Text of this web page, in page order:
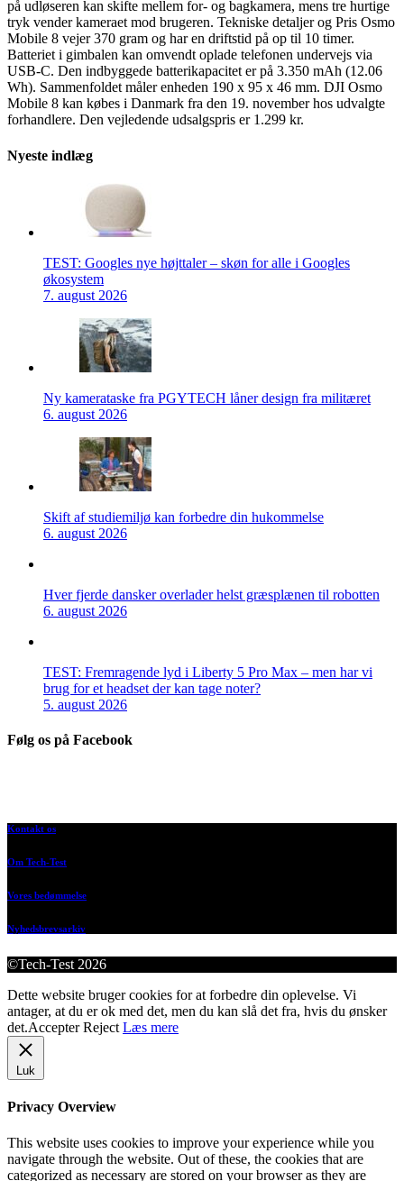
på udløseren kan skifte mellem for- og bagkamera, mens tre hurtige
tryk vender kameraet mod brugeren. Tekniske detaljer og Pris Osmo
Mobile 8 vejer 370 gram og har en driftstid på op til 10 timer.
Batteriet i gimbalen kan omvendt oplade telefonen undervejs via
USB-C. Den indbyggede batterikapacitet er på 3.350 mAh (12.06
Wh). Sammenfoldet måler enheden 190 x 95 x 46 mm. DJI Osmo
Mobile 8 kan købes i Danmark fra den 19. november hos udvalgte
forhandlere. Den vejledende udsalgspris er 1.299 kr.
Nyeste indlæg
TEST: Googles nye højttaler – skøn for alle i Googles
økosystem
7. august 2026
Ny kamerataske fra PGYTECH låner design fra militæret
6. august 2026
Skift af studiemiljø kan forbedre din hukommelse
6. august 2026
Hver fjerde dansker overlader helst græsplænen til robotten
6. august 2026
TEST: Fremragende lyd i Liberty 5 Pro Max – men har vi
brug for et headset der kan tage noter?
5. august 2026
Følg os på Facebook
Kontakt os
Om Tech-Test
Vores bedømmelse
Nyhedsbrevsarkiv
©Tech-Test 2026
Dette website bruger cookies for at forbedre din oplevelse. Vi
antager, at du er ok med det, men du kan slå det fra, hvis du ønsker
det.Accepter Reject Læs mere
Luk
Privacy Overview
This website uses cookies to improve your experience while you
navigate through the website. Out of these, the cookies that are
categorized as necessary are stored on your browser as they are